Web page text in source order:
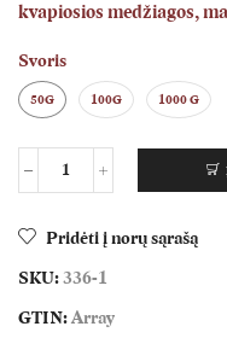
kvapiosios medžiagos,
Svoris
50G 100G 1000 G
produkto
Kriaušių
Pridėti į norų sąrašą
SKU:336-1
GTIN:Array